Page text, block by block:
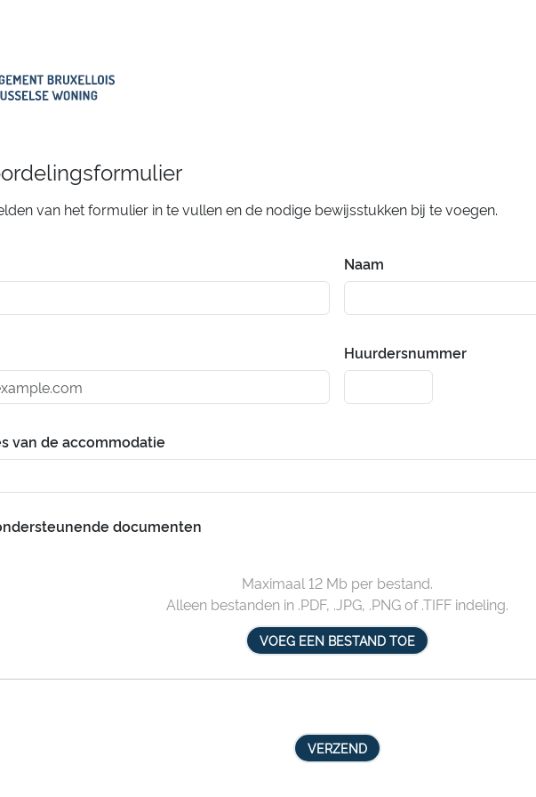
van het formulier in te vullen en de nodige bewijsstukken bij te voegen.
Naam
Huurdersnummer
van de accommodatie
documenten
Maximaal 12 Mb per bestand.
Alleen bestanden in .PDF, .JPG, .PNG of .TIFF indeling.
VOEG EEN BESTAND TOE
VERZEND